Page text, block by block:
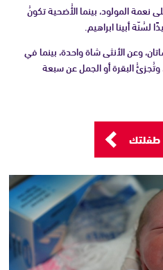
نعمة المولود، بينما الأُضحية تكونُ
لسُنّة أبينا ابراهيم.
وعن الأنثى شاة واحدة، بينما في
البقرة أو الجمل عن سبعة
طفلتك